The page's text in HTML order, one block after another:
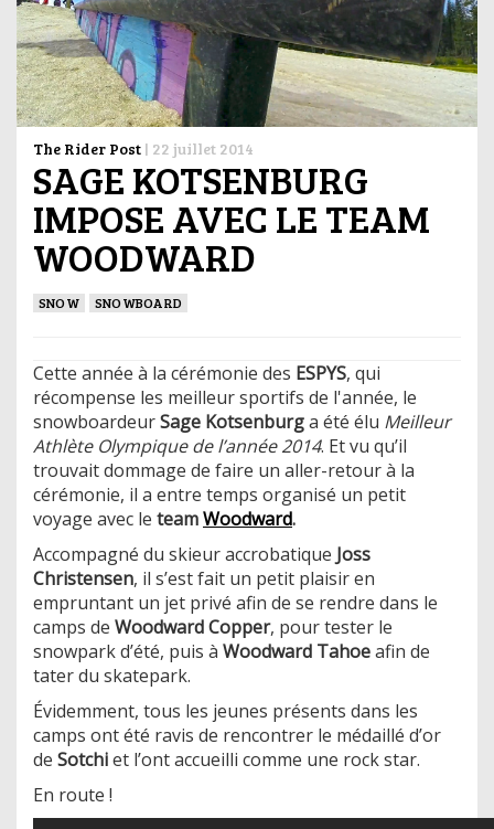
The Rider Post | 22 juillet 2014
SAGE KOTSENBURG
IMPOSE AVEC LE TEAM
WOODWARD
SNOW SNOWBOARD
Cette année à la cérémonie des ESPYS, qui
récompense les meilleur sportifs de l'année, le
snowboardeurSage Kotsenburga été élu Meilleur
Athlète Olympique de l’année 2014. Et vu qu’il
trouvait dommage de faire un aller-retour à la
cérémonie, il a entre temps organisé un petit
voyage avec le teamWoodward.
Accompagné du skieur accrobatique Joss
Christensen, il s’est fait un petit plaisir en
empruntant un jet privé afin de se rendre dans le
camps de Woodward Copper, pour tester le
snowpark d’été, puis à Woodward Tahoeafin de
tater du skatepark.
Évidemment, tous les jeunes présents dans les
camps ont été ravis de rencontrer le médaillé d’or
de Sotchiet l’ont accueilli comme une rock star.
En route !